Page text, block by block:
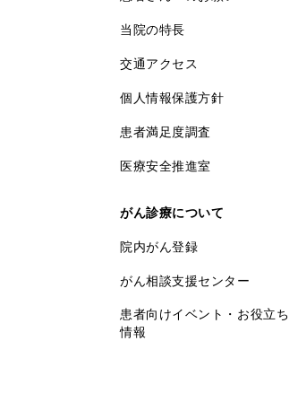
当院の特長
交通アクセス
個人情報保護方針
患者満足度調査
医療安全推進室
がん診療について
院内がん登録
がん相談支援センター
患者向けイベント・お役立ち
情報